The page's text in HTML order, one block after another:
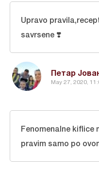
Петар
May 27, 2020,
Upravo
savrsene ❣️
Fenomenalne kiflice
pravim samo po